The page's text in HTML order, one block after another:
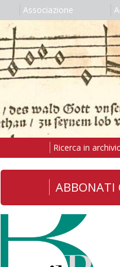
Associazione
Ricerca in
ABBONATI